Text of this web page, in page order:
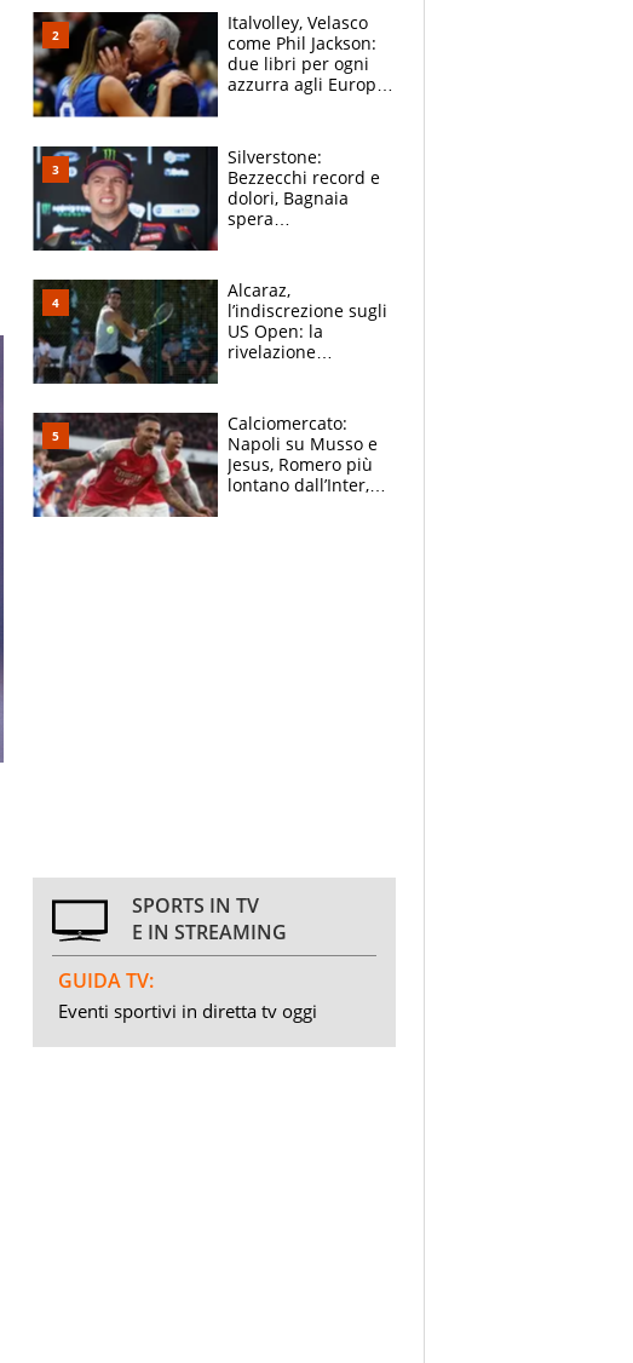
sfondo
Italvolley, Velasco
come Phil Jackson:
due libri per ogni
azzurra agli Europei.
Silverstone:
Bezzecchi record e
dolori, Bagnaia
spera
e vota Aprilia
Alcaraz,
l’indiscrezione sugli
US Open: la
rivelazione
B. Rune verso la
rinuncia
Calciomercato:
Napoli su Musso e
Jesus, Romero più
lontano dall’Inter,
SPORTS IN TV
E IN STREAMING
GUIDA TV:
Eventi sportivi in diretta tv oggi